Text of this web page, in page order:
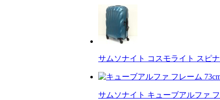
サムソナイト コスモライト スピナ
サムソナイト キューブアルファ